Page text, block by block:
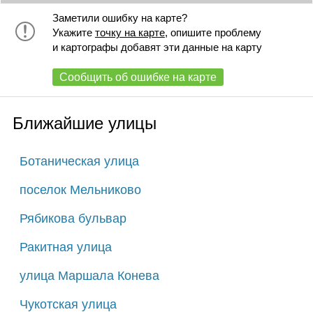
Заметили ошибку на карте?
Укажите точку на карте, опишите проблему
и картографы добавят эти данные на карту
Сообщить об ошибке на карте
Ближайшие улицы
Ботаническая улица
поселок Мельниково
Рябикова бульвар
Ракитная улица
улица Маршала Конева
Чукотская улица